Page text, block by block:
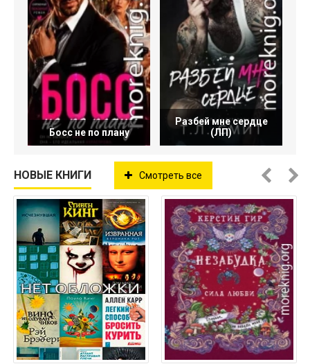
Босс не по плану
Разбей мне сердце
(ЛП)
НОВЫЕ КНИГИ Смотреть все